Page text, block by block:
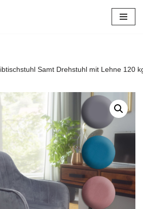
Samt Drehstuhl mit Lehne 120